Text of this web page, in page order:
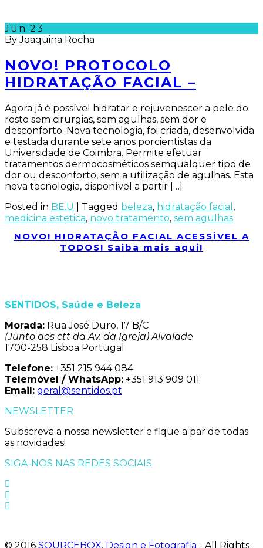
Jun 23
By Joaquina Rocha
NOVO! PROTOCOLO
HIDRATAÇÃO FACIAL –
Agora já é possível hidratar e rejuvenescer a pele do
rosto sem cirurgias, sem agulhas, sem dor e
desconforto. Nova tecnologia, foi criada, desenvolvida
e testada durante sete anos porcientistas da
Universidade de Coimbra. Permite efetuar
tratamentos dermocosméticos semqualquer tipo de
dor ou desconforto, sem a utilização de agulhas. Esta
nova tecnologia, disponível a partir […]
Posted in BE.U Tagged beleza, hidratação facial ,
medicina estetica, novo tratamento, sem agulhas
NOVO! HIDRATAÇÃO FACIAL ACESSÍVEL A
TODOS! Saiba mais aqui!
SENTIDOS, Saúde e Beleza
Morada: Rua José Duro, 17 B/C
(Junto aos ctt da Av. da Igreja) Alvalade
1700-258 Lisboa Portugal
Telefone: +351 215 944 084
Telemóvel / WhatsApp: +351 913 909 011
Email: geral@sentidos.pt
NEWSLETTER
Subscreva a nossa newsletter e fique a par de todas
as novidades!
SIGA-NOS NAS REDES SOCIAIS
© 2016 SOURCEBOX, Design e Fotografia - All Rights